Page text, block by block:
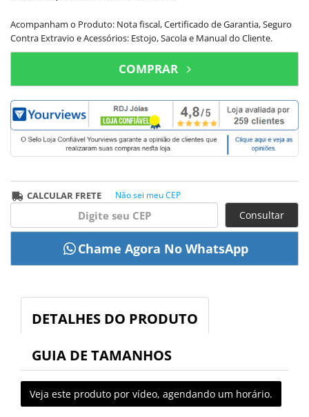
Acompanham o Produto: Nota fiscal, Certificado de Garantia, Seguro
Contra Extravio e Acessórios: Estojo, Sacola e Manual do Cliente.
COMPRAR
CALCULAR FRETE Não sei meu CEP
Consultar
DETALHES DO PRODUTO
GUIA DE TAMANHOS
Veja este produto por vídeo, agendando um horário.